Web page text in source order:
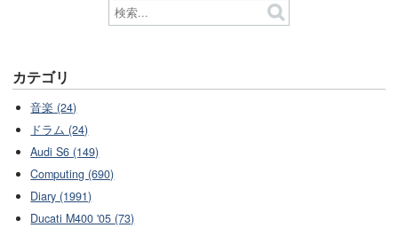
カテゴリ
音楽 (24)
ドラム (24)
Audi S6 (149)
Computing (690)
Diary (1991)
Ducati M400 '05 (73)